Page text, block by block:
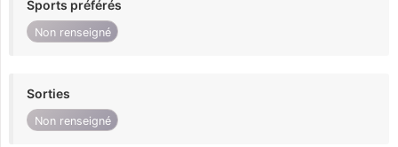
Sports préférés
Non renseigné
Sorties
Non renseigné